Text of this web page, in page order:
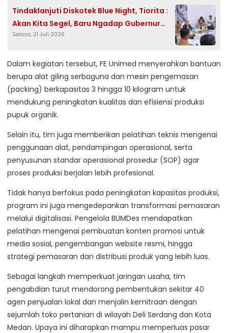
Tindaklanjuti Diskotek Blue Night, Tiorita :
Akan Kita Segel, Baru Ngadap Gubernur
Sumut
Selasa, 21 Juli 2026
Dalam kegiatan tersebut, FE Unimed menyerahkan bantuan
berupa alat giling serbaguna dan mesin pengemasan
(packing) berkapasitas 3 hingga 10 kilogram untuk
mendukung peningkatan kualitas dan efisiensi produksi
pupuk organik.
Selain itu, tim juga memberikan pelatihan teknis mengenai
penggunaan alat, pendampingan operasional, serta
penyusunan standar operasional prosedur (SOP) agar
proses produksi berjalan lebih profesional.
Tidak hanya berfokus pada peningkatan kapasitas produksi,
program ini juga mengedepankan transformasi pemasaran
melalui digitalisasi. Pengelola BUMDes mendapatkan
pelatihan mengenai pembuatan konten promosi untuk
media sosial, pengembangan website resmi, hingga
strategi pemasaran dan distribusi produk yang lebih luas.
Sebagai langkah memperkuat jaringan usaha, tim
pengabdian turut mendorong pembentukan sekitar 40
agen penjualan lokal dan menjalin kemitraan dengan
sejumlah toko pertanian di wilayah Deli Serdang dan Kota
Medan. Upaya ini diharapkan mampu memperluas pasar